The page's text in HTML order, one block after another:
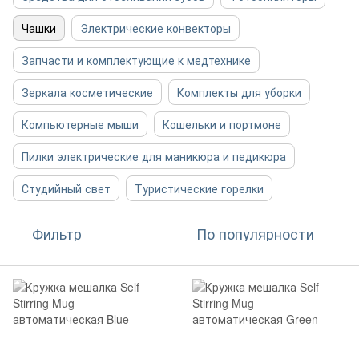
Чашки
Электрические конвекторы
Запчасти и комплектующие к медтехнике
Зеркала косметические
Комплекты для уборки
Компьютерные мыши
Кошельки и портмоне
Пилки электрические для маникюра и педикюра
Студийный свет
Туристические горелки
Фильтр По популярности